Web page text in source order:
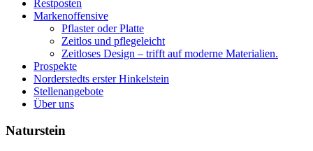
Restposten
Markenoffensive
Pflaster oder Platte
Zeitlos und pflegeleicht
Zeitloses Design – trifft auf moderne Materialien.
Prospekte
Norderstedts erster Hinkelstein
Stellenangebote
Über uns
Naturstein